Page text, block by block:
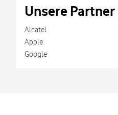
Unsere Partner
Alcatel
Apple
Google